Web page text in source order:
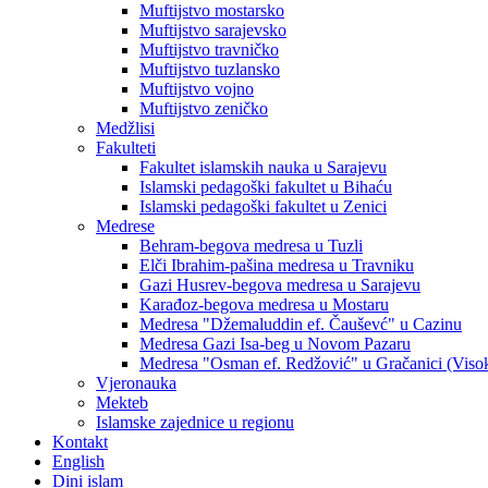
Muftijstvo mostarsko
Muftijstvo sarajevsko
Muftijstvo travničko
Muftijstvo tuzlansko
Muftijstvo vojno
Muftijstvo zeničko
Medžlisi
Fakulteti
Fakultet islamskih nauka u Sarajevu
Islamski pedagoški fakultet u Bihaću
Islamski pedagoški fakultet u Zenici
Medrese
Behram-begova medresa u Tuzli
Elči Ibrahim-pašina medresa u Travniku
Gazi Husrev-begova medresa u Sarajevu
Karađoz-begova medresa u Mostaru
Medresa "Džemaluddin ef. Čauševć" u Cazinu
Medresa Gazi Isa-beg u Novom Pazaru
Medresa "Osman ef. Redžović" u Gračanici
Vjeronauka
Mekteb
Islamske zajednice u regionu
Kontakt
English
Dini islam